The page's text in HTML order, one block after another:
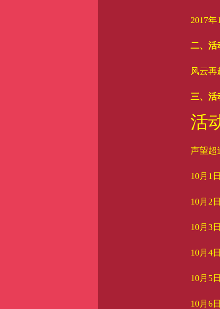
2017年
二、活
风云
三、活
活
声望超
10月1
10月2
10月3
10月4
10月5
10月6